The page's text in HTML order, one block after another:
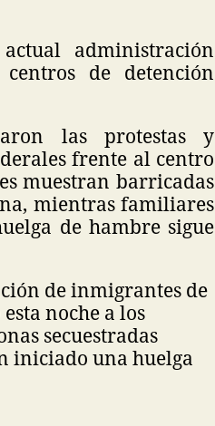
administración
de detención
las protestas y
frente al centro
muestran barricadas
mientras familiares
de hambre sigue
de inmigrantes de
noche a los
secuestradas
iniciado una huelga